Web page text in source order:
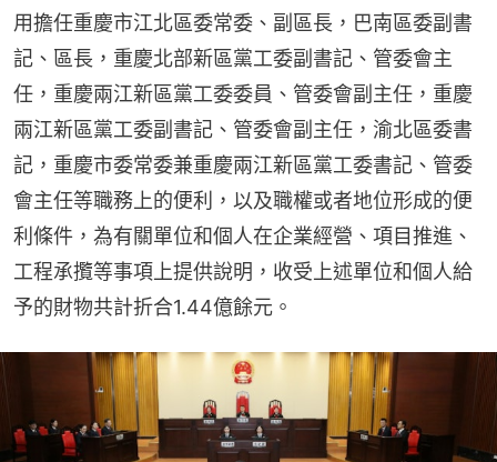
用擔任重慶市江北區委常委、副區長，巴南區委副書
記、區長，重慶北部新區黨工委副書記、管委會主
任，重慶兩江新區黨工委委員、管委會副主任，重慶
兩江新區黨工委副書記、管委會副主任，渝北區委書
記，重慶市委常委兼重慶兩江新區黨工委書記、管委
會主任等職務上的便利，以及職權或者地位形成的便
利條件，為有關單位和個人在企業經營、項目推進、
工程承攬等事項上提供說明，收受上述單位和個人給
予的財物共計折合1.44億餘元。